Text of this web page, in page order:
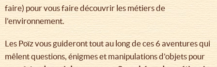
faire) pour vous faire découvrir les métiers de
l'environnement.
Les Poïz vous guideront tout au long de ces 6 aventures qui
mêlent questions, énigmes et manipulations d'objets pour